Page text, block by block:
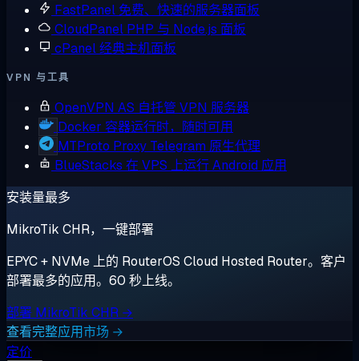
FastPanel 免费、快速的服务器面板
CloudPanel PHP 与 Node.js 面板
cPanel经典主机面板
VPN 与工具
OpenVPN AS 自托管 VPN 服务器
Docker 容器运行时，随时可用
MTProto Proxy Telegram 原生代理
BlueStacks 在 VPS 上运行 Android 应用
安装量最多
MikroTik CHR，一键部署
EPYC + NVMe 上的 RouterOS Cloud Hosted Router。客户
部署最多的应用。60 秒上线。
部署 MikroTik CHR →
查看完整应用市场 →
定价